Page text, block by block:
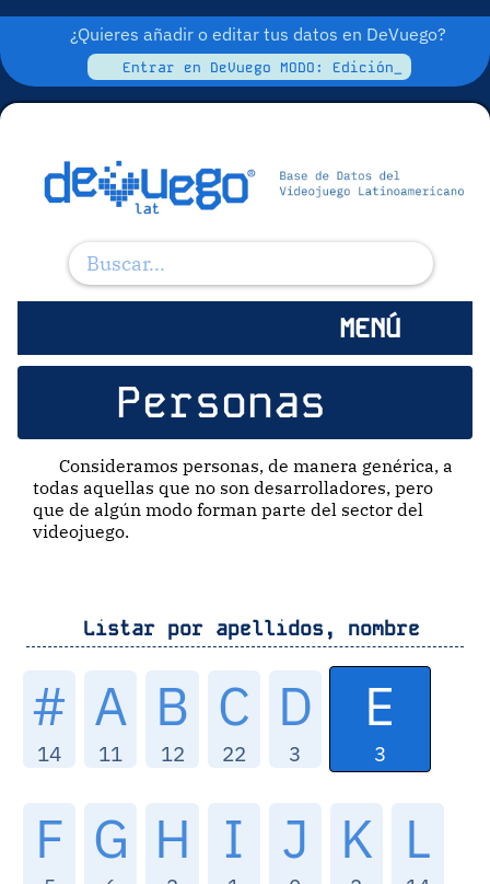
¿Quieres añadir o editar tus datos en DeVuego?
Entrar en DeVuego MODO: Edición_
MENÚ
Personas
Consideramos personas, de manera genérica, a
todas aquellas que no son desarrolladores, pero
que de algún modo forman parte del sector del
videojuego.
Listar por apellidos, nombre
#
14
A
11
B
12
C
22
D
3
E
3
F G H I J K L